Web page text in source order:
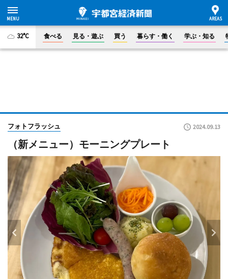
32°C 食べる 見る・遊ぶ 買う 暮らす・働く 学ぶ・知る
フォトフラッシュ 2024.09.13
（新メニュー）モーニングプレート